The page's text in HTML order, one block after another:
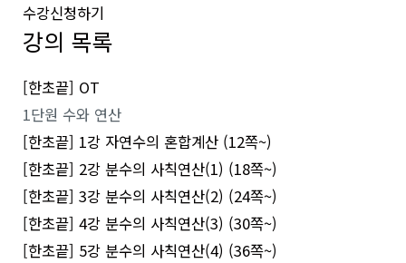
수강신청하기
강의 목록
[한초끝] OT
1단원 수와 연산
[한초끝] 1강 자연수의 혼합계산 (12쪽~)
[한초끝] 2강 분수의 사칙연산(1) (18쪽~)
[한초끝] 3강 분수의 사칙연산(2) (24쪽~)
[한초끝] 4강 분수의 사칙연산(3) (30쪽~)
[한초끝] 5강 분수의 사칙연산(4) (36쪽~)